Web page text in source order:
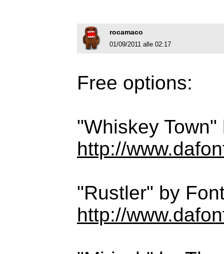
rocamaco
01/09/2011 alle 02:17
Free options:
"Whiskey Town"
http://
"Rustler" by
http://